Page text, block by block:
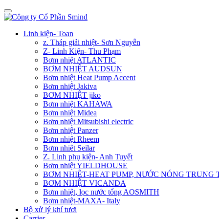
Linh kiện- Toan
z. Tháp giải nhiệt- Sơn Nguyễn
Z- Linh Kiện- Thu Phạm
Bơm nhiệt ATLANTIC
BƠM NHIỆT AUDSUN
Bơm nhiệt Heat Pump Accent
Bơm nhiệt Jakiva
BƠM NHIỆT jiko
Bơm nhiệt KAHAWA
Bơm nhiệt Midea
Bơm nhiệt Mitsubishi electric
Bơm nhiệt Panzer
Bơm nhiệt Rheem
Bơm nhiêt Seilar
Z. Linh phụ kiện- Anh Tuyết
Bơm nhiệt YIELDHOUSE
BƠM NHIÊT-HEAT PUMP, NƯỚC NÓNG TRUNG
BƠM NHIỆT VICANDA
Bơm nhiệt, lọc nước tổng AOSMITH
Bơm nhiệt-MAXA- Italy
Bộ xử lý khí tươi